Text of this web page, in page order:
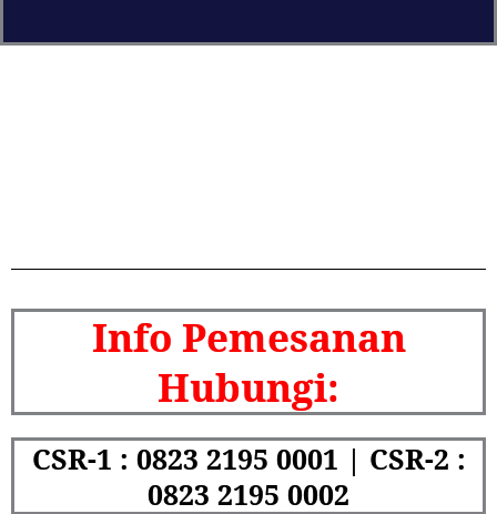
Info Pemesanan
Hubungi:
CSR-1 : 0823 2195 0001 | CSR-2 :
0823 2195 0002